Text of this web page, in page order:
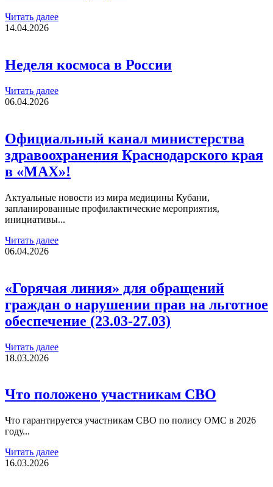
Читать далее
14.04.2026
Неделя космоса в России
Читать далее
06.04.2026
Официальный канал министерства
здравоохранения Краснодарского края
в «МАХ»!
Актуальные новости из мира медицины Кубани,
запланированные профилактические мероприятия,
инициативы...
Читать далее
06.04.2026
«Горячая линия» для обращений
граждан о нарушении прав на льготное
обеспечение (23.03-27.03)
Читать далее
18.03.2026
Что положено участникам СВО
Что гарантируется участникам СВО по полису ОМС в 2026
году...
Читать далее
16.03.2026